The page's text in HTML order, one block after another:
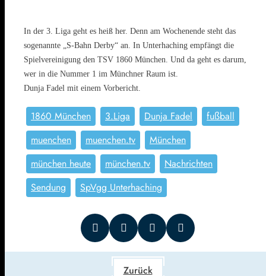
In der 3. Liga geht es heiß her. Denn am Wochenende steht das
sogenannte „S-Bahn Derby“ an. In Unterhaching empfängt die
Spielvereinigung den TSV 1860 München. Und da geht es darum,
wer in die Nummer 1 im Münchner Raum ist.
Dunja Fadel mit einem Vorbericht.
1860 München 3.Liga Dunja Fadel
fußball
muenchen
muenchen.tv
München
münchen heute
münchen.tv
Nachrichten
Sendung
SpVgg Unterhaching
Zurück